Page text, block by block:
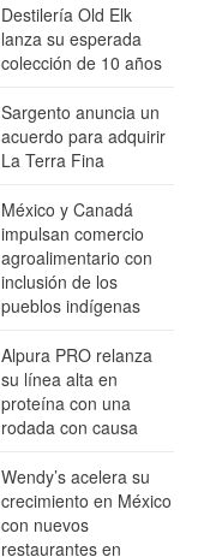
Destilería Old Elk
lanza su esperada
colección de 10 años
Sargento anuncia un
acuerdo para adquirir
La Terra Fina
México y Canadá
impulsan comercio
agroalimentario con
inclusión de los
pueblos indígenas
Alpura PRO relanza
su línea alta en
proteína con una
rodada con causa
Wendy’s acelera su
crecimiento en México
con nuevos
restaurantes en